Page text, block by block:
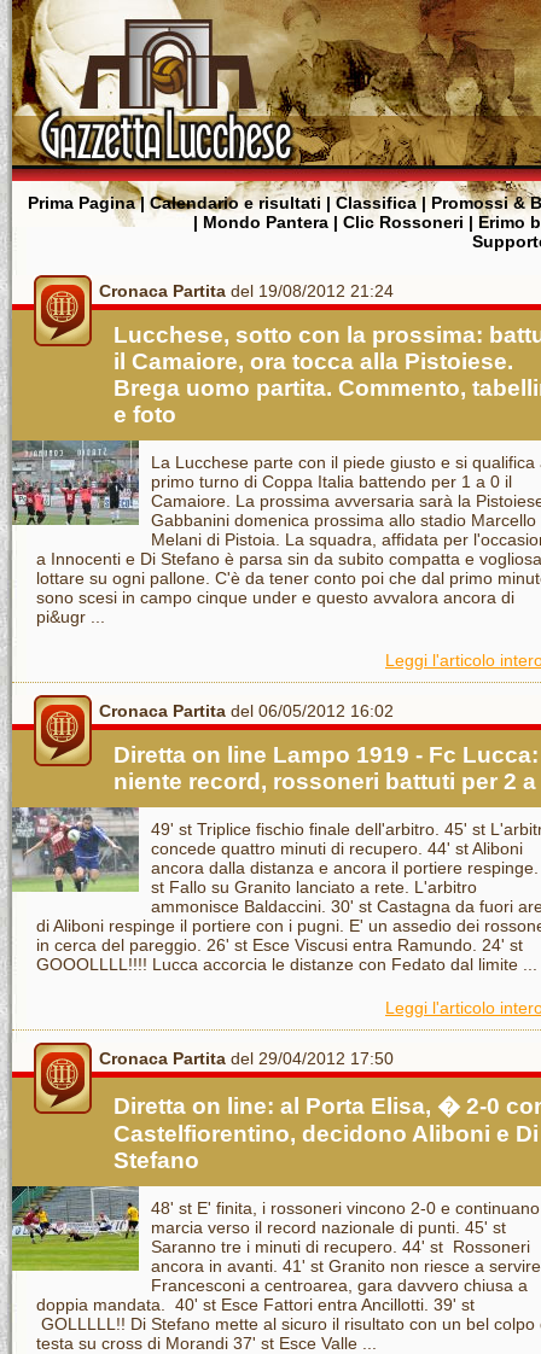
Prima Pagina| Calendario e risultati | Classifica|Promossi &
| Mondo Pantera| Clic Rossoneri | Erimo
Cronaca Partita del 19/08/2012 21:24
Lucchese, sotto con la prossima:
il Camaiore, ora tocca alla Pistoiese.
Brega uomo partita. Commento,
e foto
La Lucchese parte con il piede giusto e si qualifica
primo turno di Coppa Italia battendo per 1 a 0 il
Camaiore. La prossima avversaria sarà la
Gabbanini domenica prossima allo stadio Marcello
Melani di Pistoia. La squadra, affidata per
a Innocenti e Di Stefano è parsa sin da subito compatta e
lottare su ogni pallone. C'è da tener conto poi che dal primo
sono scesi in campo cinque under e questo avvalora ancora di
pi&ugr ...
Leggi l'articolo
Cronaca Partita del 06/05/2012 16:02
Diretta on line Lampo 1919 - Fc Lucca:
niente record, rossoneri battuti per 2 a
49' st Triplice fischio finale dell'arbitro. 45' st
concede quattro minuti di recupero. 44' st Aliboni
ancora dalla distanza e ancora il portiere
st Fallo su Granito lanciato a rete. L'arbitro
ammonisce Baldaccini. 30' st Castagna da fuori
di Aliboni respinge il portiere con i pugni. E' un assedio dei
in cerca del pareggio. 26' st Esce Viscusi entra Ramundo. 24' st
GOOOLLLL!!!! Lucca accorcia le distanze con Fedato dal limite ...
Leggi l'articolo
Cronaca Partita del 29/04/2012 17:50
Diretta on line: al Porta Elisa, � 2-0
Castelfiorentino, decidono Aliboni e Di
Stefano
48' st E' finita, i rossoneri vincono 2-0 e
marcia verso il record nazionale di punti. 45' st
Saranno tre i minuti di recupero. 44' st Rossoneri
ancora in avanti. 41' st Granito non riesce a servire
Francesconi a centroarea, gara davvero chiusa a
doppia mandata. 40' st Esce Fattori entra Ancillotti. 39' st
GOLLLLL!! Di Stefano mette al sicuro il risultato con un bel colpo
testa su cross di Morandi 37' st Esce Valle ...